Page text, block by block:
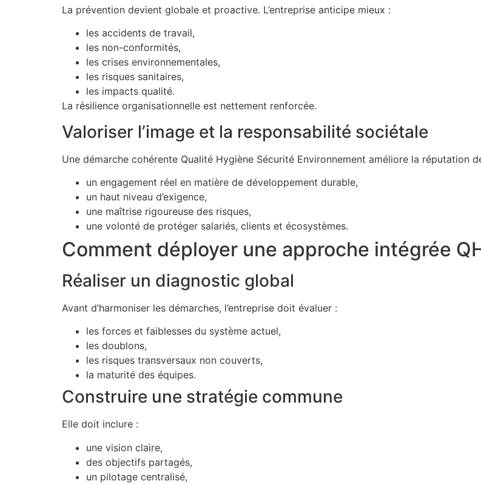
La prévention devient globale et proactive. L’entreprise anticipe mieux :
les accidents de travail,
les non-conformités,
les crises environnementales,
les risques sanitaires,
les impacts qualité.
La résilience organisationnelle est nettement renforcée.
Valoriser l’image et la responsabilité sociétale
Une démarche cohérente Qualité Hygiène Sécurité Environnement améliore la réputation
un engagement réel en matière de développement durable,
un haut niveau d’exigence,
une maîtrise rigoureuse des risques,
une volonté de protéger salariés, clients et écosystèmes.
Comment déployer une approche intégrée
Réaliser un diagnostic global
Avant d’harmoniser les démarches, l’entreprise doit évaluer :
les forces et faiblesses du système actuel,
les doublons,
les risques transversaux non couverts,
la maturité des équipes.
Construire une stratégie commune
Elle doit inclure :
une vision claire,
des objectifs partagés,
un pilotage centralisé,